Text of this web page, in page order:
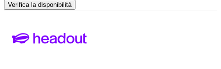
Verifica la disponibilità